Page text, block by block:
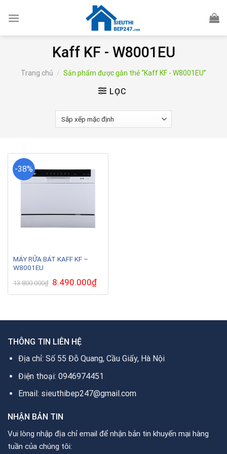
Kaff KF - W8001EU
Trang chủ / Sản phẩm được gắn thẻ “Kaff KF - W8001EU”
LỌC
-38%
MÁY RỬA BÁT KAFF KF –
W8001EU
13.800.000₫ Giá
gốc
là:
8.490.000₫Giá
hiện
tại
THÔNG TIN LIÊN HỆ
Địa chỉ: Số 55 Đỗ Quang, Cầu Giấy, Hà Nội
Điện thoại: 0946974451
Email: sieuthibep247@gmail.com
NHẬN BẢN TIN
Vui lòng nhập địa chỉ email để nhận bản tin khuyến mại hàng
tuần của chúng tôi: